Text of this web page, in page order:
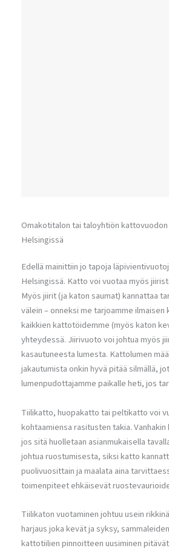
Omakotitalon tai taloyhtiön
Helsingissä
Edellä mainittiin jo tapoja
Helsingissä. Katto voi vuotaa myös
Myös jiirit (ja katon saumat) kannattaa
välein – onneksi me tarjoamme
kaikkien kattotöidemme (myös katon
yhteydessä. Jiirivuoto voi johtua myös
kasautuneesta lumesta. Kattolumen
jakautumista onkin hyvä pitää silmällä,
lumenpudottajamme paikalle heti, jos
Tiilikatto, huopakatto tai peltikatto voi
kohtaamiensa rasitusten takia.
jos sitä huolletaan asianmukaisella
johtua ruostumisesta, siksi katto
puolivuosittain ja maalata aina
toimenpiteet ehkäisevät
Tiilikaton vuotaminen johtuu usein
harjaus joka kevät ja syksy,
kattotiilien pinnoitteen uusiminen